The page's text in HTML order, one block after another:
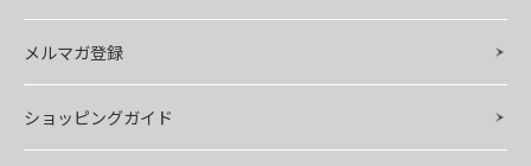
メルマガ登録
ショッピングガイド